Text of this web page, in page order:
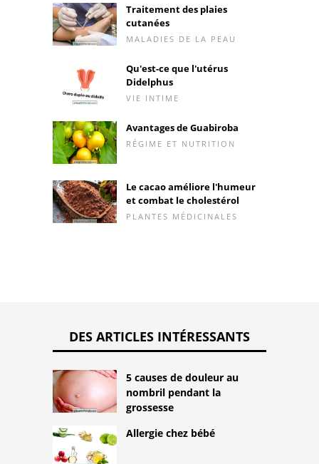
Traitement des plaies
cutanées
MALADIES DE LA PEAU
Qu'est-ce que l'utérus
Didelphus
VIE INTIME
Avantages de Guabiroba
RÉGIME ET NUTRITION
Le cacao améliore l'humeur
et combat le cholestérol
PLANTES MÉDICINALES
DES ARTICLES INTÉRESSANTS
5 causes de douleur au
nombril pendant la
grossesse
Allergie chez bébé